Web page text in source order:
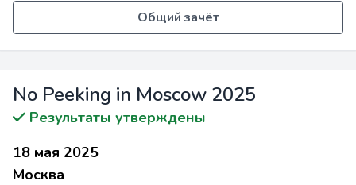
Общий зачёт
No Peeking in Moscow 2025
Результаты утверждены
18 мая 2025
Москва